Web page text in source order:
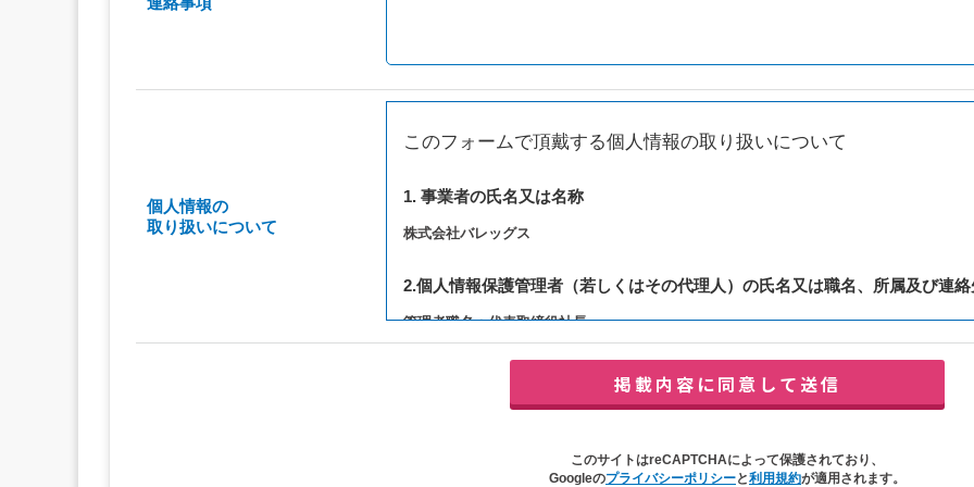
個人情報の
取り扱いについて
このフォームで頂戴する個人情報の取り扱いについて
1. 事業者の氏名又は名称
株式会社バレッグス
2.個人情報保護管理者（若しくはその代理人）の氏名又は職名、所属及び連絡
管理者職名：代表取締役社長
連絡先：privacy@balleggs.co.jp
（2）ご相談の対応（本人への連絡を含む）のため
（3）当サイトの各種サービスおよびサービスに関連した各種情報のメールによるご案内の
このサイトはreCAPTCHAによって保護されており、
Googleのプライバシーポリシーと利用規約が適用されます。